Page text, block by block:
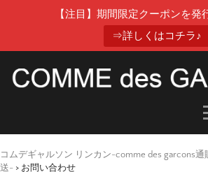
【注目】期間限定クーポンを発
⇒詳しくはコチラ♪
コムデギャルソン リンカン-comme des garcons
送- > お問い合わせ